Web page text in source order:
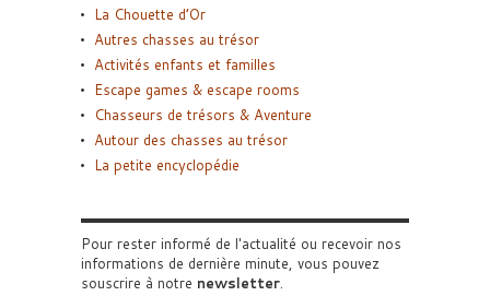
La Chouette d’Or
Autres chasses au trésor
Activités enfants et familles
Escape games & escape rooms
Chasseurs de trésors & Aventure
Autour des chasses au trésor
La petite encyclopédie
Pour rester informé de l'actualité ou recevoir nos
informations de dernière minute, vous pouvez
souscrire à notre newsletter.